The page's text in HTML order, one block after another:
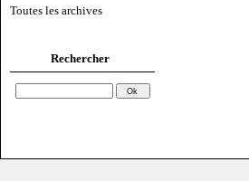
Toutes les archives
Rechercher